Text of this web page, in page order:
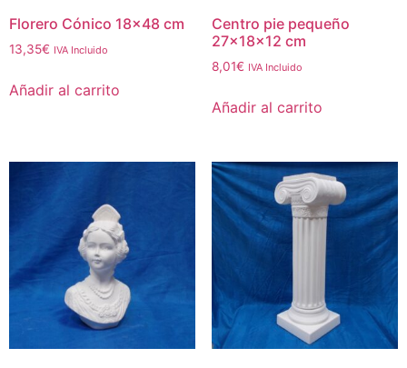
Florero Cónico 18×48 cm
13,35€ IVA Incluido
Añadir al carrito
Centro pie pequeño
27x18x12 cm
8,01€ IVA Incluido
Añadir al carrito